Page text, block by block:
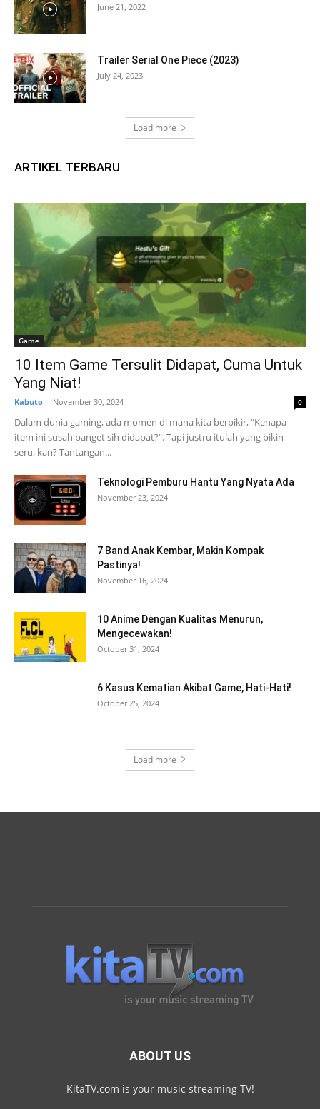
June 21, 2022
Trailer Serial One Piece (2023)
July 24, 2023
Load more
ARTIKEL TERBARU
Game
10 Item Game Tersulit Didapat, Cuma Untuk
Yang Niat!
Kabuto - November 30, 2024 0
Dalam dunia gaming, ada momen di mana kita berpikir, “Kenapa
item ini susah banget sih didapat?”. Tapi justru itulah yang bikin
seru, kan? Tantangan...
Teknologi Pemburu Hantu Yang Nyata Ada
November 23, 2024
7 Band Anak Kembar, Makin Kompak
Pastinya!
November 16, 2024
10 Anime Dengan Kualitas Menurun,
Mengecewakan!
October 31, 2024
6 Kasus Kematian Akibat Game, Hati-Hati!
October 25, 2024
Load more
ABOUT US
KitaTV.com is your music streaming TV!